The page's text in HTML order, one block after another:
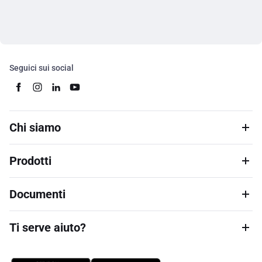
Seguici sui social
Chi siamo
Prodotti
Documenti
Ti serve aiuto?